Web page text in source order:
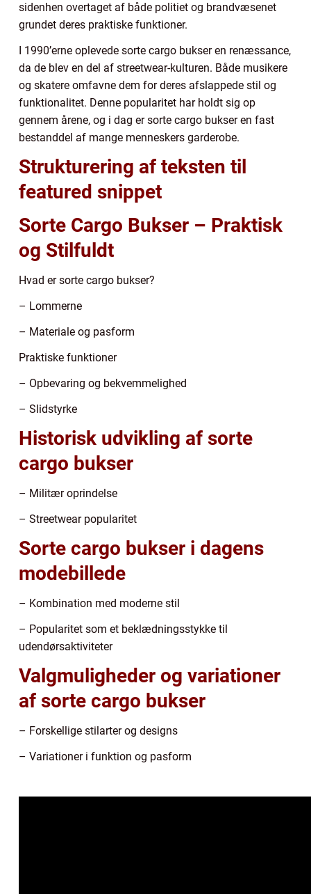
sidenhen overtaget af både politiet og brandvæsenet
grundet deres praktiske funktioner.
I 1990’erne oplevede sorte cargo bukser en renæssance,
da de blev en del af streetwear-kulturen. Både musikere
og skatere omfavne dem for deres afslappede stil og
funktionalitet. Denne popularitet har holdt sig op
gennem årene, og i dag er sorte cargo bukser en fast
bestanddel af mange menneskers garderobe.
Strukturering af teksten til
featured snippet
Sorte Cargo Bukser – Praktisk
og Stilfuldt
Hvad er sorte cargo bukser?
– Lommerne
– Materiale og pasform
Praktiske funktioner
– Opbevaring og bekvemmelighed
– Slidstyrke
Historisk udvikling af sorte
cargo bukser
– Militær oprindelse
– Streetwear popularitet
Sorte cargo bukser i dagens
modebillede
– Kombination med moderne stil
– Popularitet som et beklædningsstykke til
udendørsaktiviteter
Valgmuligheder og variationer
af sorte cargo bukser
– Forskellige stilarter og designs
– Variationer i funktion og pasform